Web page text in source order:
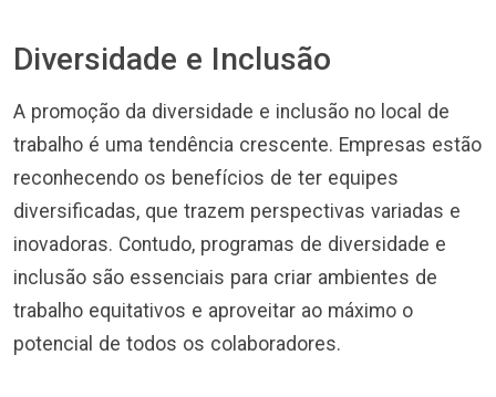
Diversidade e Inclusão
A promoção da diversidade e inclusão no local de
trabalho é uma tendência crescente. Empresas estão
reconhecendo os benefícios de ter equipes
diversificadas, que trazem perspectivas variadas e
inovadoras. Contudo, programas de diversidade e
inclusão são essenciais para criar ambientes de
trabalho equitativos e aproveitar ao máximo o
potencial de todos os colaboradores.